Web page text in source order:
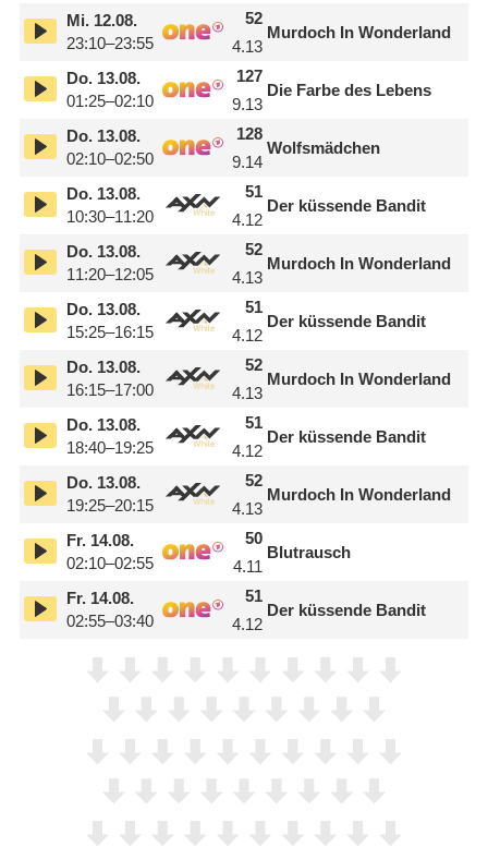
Mi.12.08.
23:10–23:55
52
4.13
Murdoch In Wonderland
Do.13.08.
01:25–02:10
127
9.13
Die Farbe des Lebens
Do.13.08.
02:10–02:50
128
9.14
Wolfsmädchen
Do.13.08.
10:30–11:20
51
4.12
Der küssende Bandit
Do.13.08.
11:20–12:05
52
4.13
Murdoch In Wonderland
Do.13.08.
15:25–16:15
51
4.12
Der küssende Bandit
Do.13.08.
16:15–17:00
52
4.13
Murdoch In Wonderland
Do.13.08.
18:40–19:25
51
4.12
Der küssende Bandit
Do.13.08.
19:25–20:15
52
4.13
Murdoch In Wonderland
Fr.14.08.
02:10–02:55
50
4.11
Blutrausch
Fr.14.08.
02:55–03:40
51
4.12
Der küssende Bandit